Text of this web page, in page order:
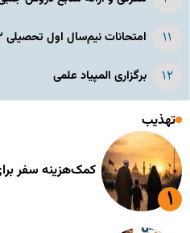
امتحانات نیم‌سال اول تحصیلی ۱۴۰۲-۱۴۰۱
برگزاری المپیاد علمی
تهذیب
کمک‌هزینه سفر